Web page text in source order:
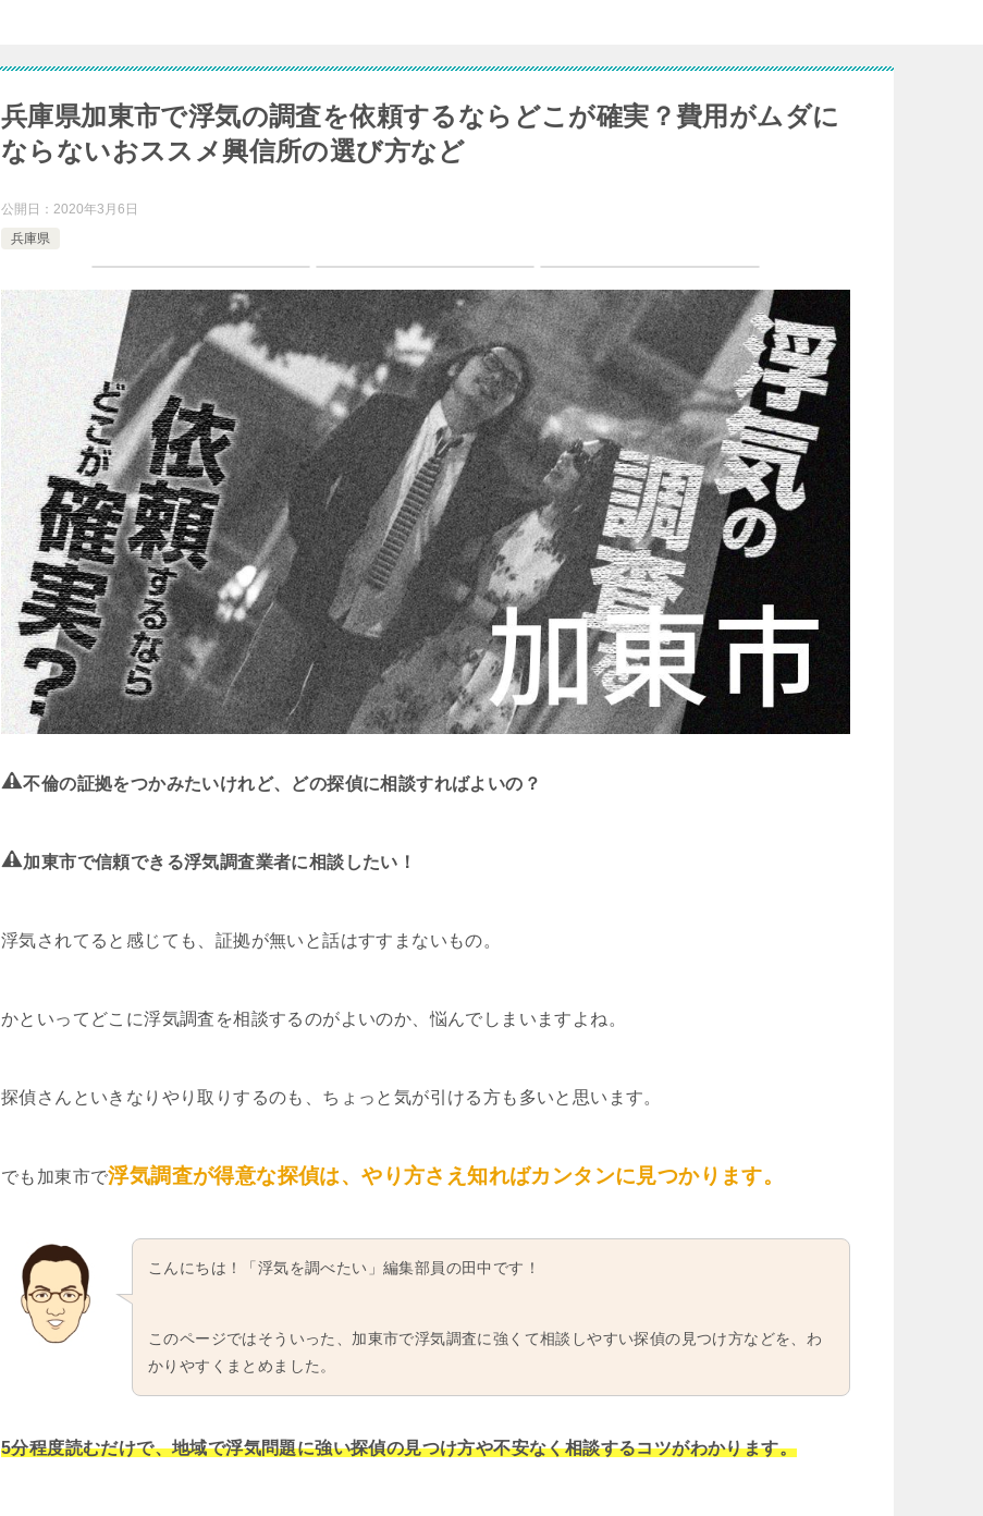
兵庫県加東市で浮気の調査を依頼するならどこが確実？費用がムダに
ならないおススメ興信所の選び方など
公開日： 2020年3月6日
兵庫県
不倫の証拠をつかみたいけれど、どの探偵に相談すればよいの？
加東市で信頼できる浮気調査業者に相談したい！
浮気されてると感じても、証拠が無いと話はすすまないもの。
かといってどこに浮気調査を相談するのがよいのか、悩んでしまいますよね。
探偵さんといきなりやり取りするのも、ちょっと気が引ける方も多いと思います。
でも加東市で浮気調査が得意な探偵は、やり方さえ知ればカンタンに見つかります。
こんにちは！「浮気を調べたい」編集部員の田中です！
このページではそういった、加東市で浮気調査に強くて相談しやすい探偵の見つけ方などを、わ
かりやすくまとめました。
5分程度読むだけで、地域で浮気問題に強い探偵の見つけ方や不安なく相談するコツがわかります。